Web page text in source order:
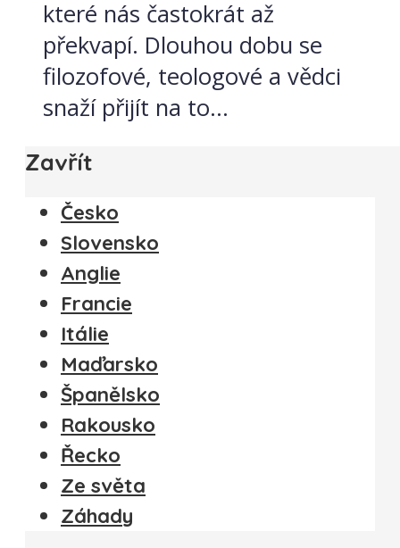
které nás častokrát až
překvapí. Dlouhou dobu se
filozofové, teologové a vědci
snaží přijít na to...
Zavřít
Česko
Slovensko
Anglie
Francie
Itálie
Maďarsko
Španělsko
Rakousko
Řecko
Ze světa
Záhady